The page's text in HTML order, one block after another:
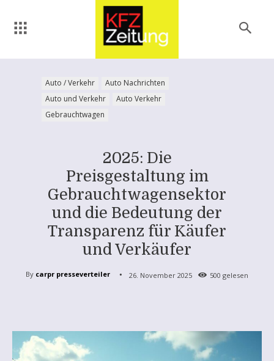
Auto / Verkehr
Auto Nachrichten
Auto und Verkehr
Auto Verkehr
Gebrauchtwagen
2025: Die
Preisgestaltung im
Gebrauchtwagensektor
und die Bedeutung der
Transparenz für Käufer
und Verkäufer
By carpr presseverteiler 26. November 2025 500 gelesen